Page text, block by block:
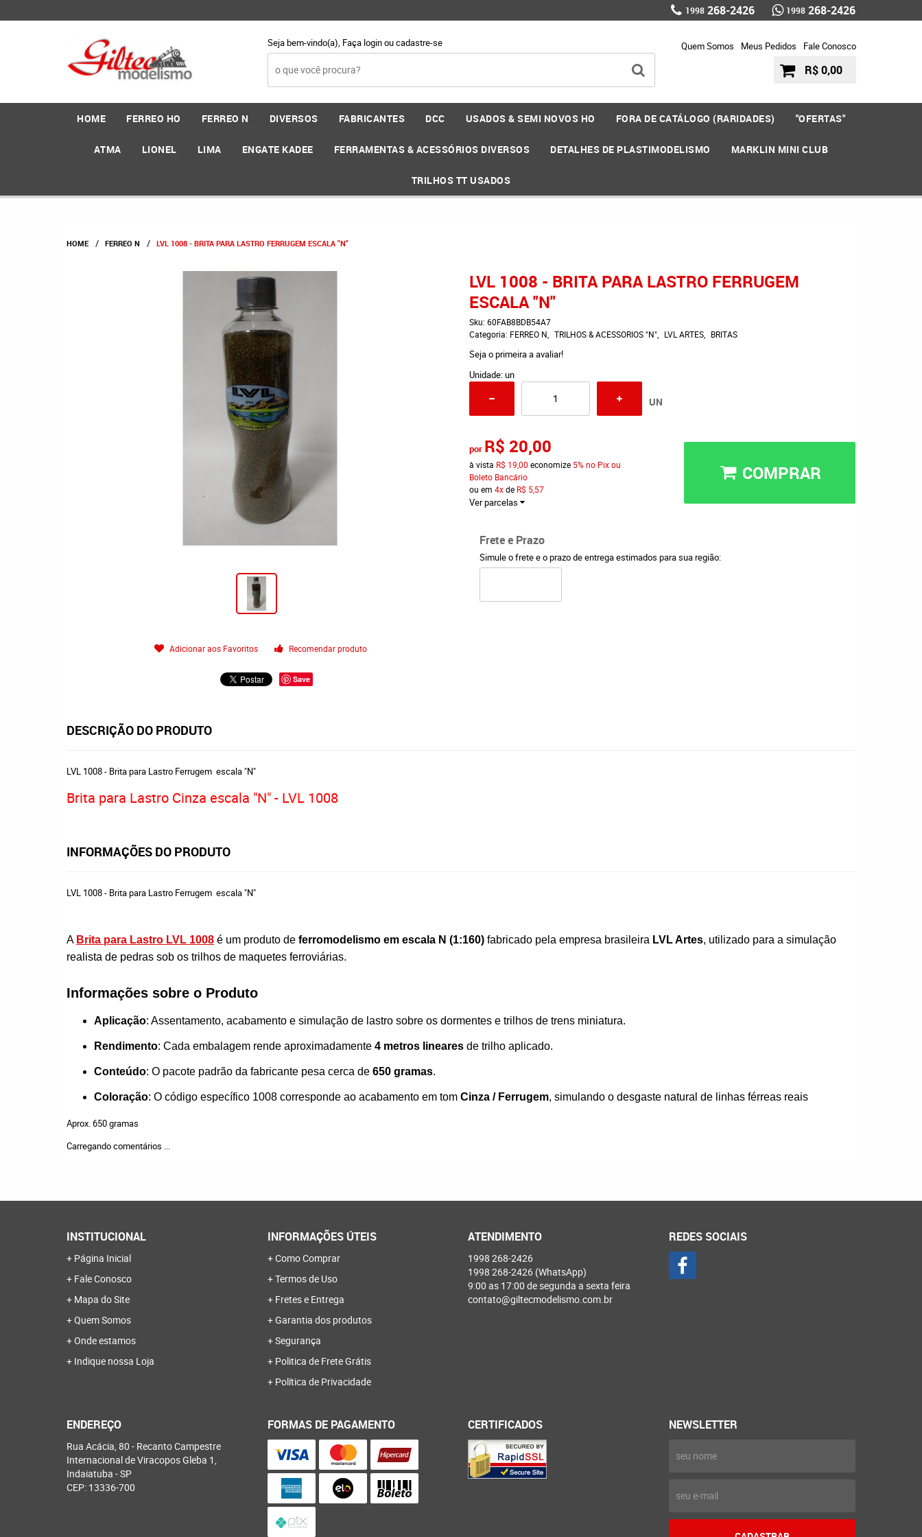
1998 268-2426 1998 268-2426
Seja bem-vindo(a), Faça loginoucadastre-se Quem Somos Meus Pedidos Fale Conosco
R$ 0,00
HOME FERREO HO FERREO N DIVERSOS FABRICANTES DCC USADOS & SEMI NOVOS HO FORA DE CATÁLOGO (RARIDADES) "OFERTAS"
ATMA LIONEL LIMA ENGATE KADEE FERRAMENTAS & ACESSÓRIOS DIVERSOS DETALHES DE PLASTIMODELISMO MARKLIN MINI CLUB
TRILHOS TT USADOS
HOME FERREO N LVL 1008 - BRITA PARA LASTRO FERRUGEM ESCALA "N"
Adicionar aos Favoritos Recomendar produto
Save
LVL 1008 - BRITA PARA LASTRO FERRUGEM
ESCALA "N"
Sku: 60FAB8BDB54A7
Categoria: FERREO N TRILHOS & ACESSORIOS "N" LVL ARTES BRITAS
Seja o primeira a avaliar!
Unidade: un
UN
por R$ 20,00
à vista R$ 19,00 economize 5% no Pix ou
Boleto Bancário
ou em 4xde R$ 5,57
Ver parcelas
COMPRAR
Frete e Prazo
Simule o frete e o prazo de entrega estimados para sua região:
DESCRIÇÃO DO PRODUTO
LVL 1008 - Brita para Lastro Ferrugem escala "N"
Brita para Lastro Cinza escala "N" - LVL 1008
INFORMAÇÕES DO PRODUTO
LVL 1008 - Brita para Lastro Ferrugem escala "N"
A Brita para Lastro LVL 1008 é um produto de ferromodelismo em escala N (1:160) fabricado pela empresa brasileira LVL Artes, utilizado para a simulação
realista de pedras sob os trilhos de maquetes ferroviárias.
Informações sobre o Produto
Aplicação: Assentamento, acabamento e simulação de lastro sobre os dormentes e trilhos de trens miniatura.
Rendimento: Cada embalagem rende aproximadamente 4 metros lineares de trilho aplicado.
Conteúdo: O pacote padrão da fabricante pesa cerca de 650 gramas.
Coloração: O código específico 1008 corresponde ao acabamento em tom Cinza / Ferrugem, simulando o desgaste natural de linhas férreas reais
Aprox. 650 gramas
Carregando comentários ...
INSTITUCIONAL
Página Inicial
Fale Conosco
Mapa do Site
Quem Somos
Onde estamos
Indique nossa Loja
INFORMAÇÕES ÚTEIS
Como Comprar
Termos de Uso
Fretes e Entrega
Garantia dos produtos
Segurança
Politica de Frete Grátis
Política de Privacidade
ATENDIMENTO
1998 268-2426
1998 268-2426 (WhatsApp)
9:00 as 17:00 de segunda a sexta feira
contato@giltecmodelismo.com.br
REDES SOCIAIS
ENDEREÇO
Rua Acácia, 80 - Recanto Campestre
Internacional de Viracopos Gleba 1,
Indaiatuba -SP
CEP: 13336-700
FORMAS DE PAGAMENTO CERTIFICADOS NEWSLETTER